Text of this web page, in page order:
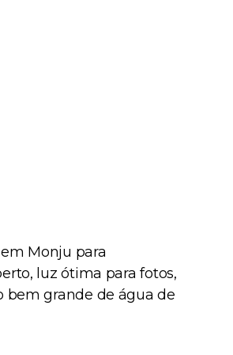
Monju para
luz ótima para fotos,
bem grande de água de